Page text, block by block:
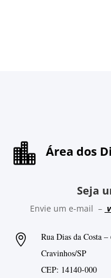
 Área dos
Seja
Envie um e-mail –

Rua Dias da Costa
Cravinhos/SP
CEP: 14140-000